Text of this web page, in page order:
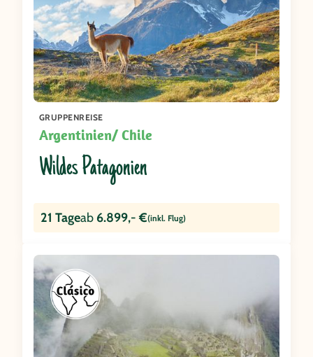
GRUPPENREISE
Argentinien/ Chile
Wildes Patagonien
21 Tageab6.899,- €(inkl. Flug)